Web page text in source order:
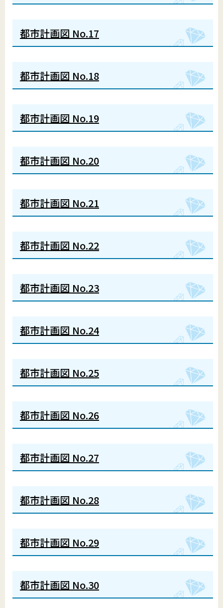
都市計画図 No.17
都市計画図 No.18
都市計画図 No.19
都市計画図 No.20
都市計画図 No.21
都市計画図 No.22
都市計画図 No.23
都市計画図 No.24
都市計画図 No.25
都市計画図 No.26
都市計画図 No.27
都市計画図 No.28
都市計画図 No.29
都市計画図 No.30